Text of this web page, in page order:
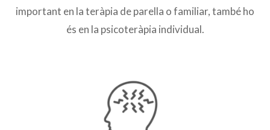
important en la teràpia de parella o familiar, també ho
és en la psicoteràpia individual.